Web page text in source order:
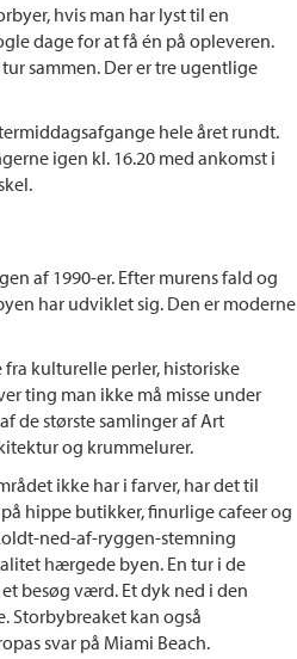
hvis man har lyst til en
dage for at få én på opleveren.
sammen. Der er tre ugentlige
hele året rundt.
igen kl. 16.20 med ankomst i
af 1990-er. Efter murens fald og
har udviklet sig. Den er moderne
kulturelle perler, historiske
ting man ikke må misse under
de største samlinger af Art
og krummelurer.
ikke har i farver, har det til
hippe butikker, finurlige cafeer og
ned-af-ryggen-stemning
hærgede byen. En tur i de
besøg værd. Et dyk ned i den
Storbybreaket kan også
svar på Miami Beach.